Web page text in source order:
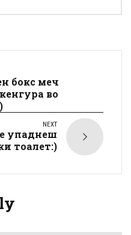
бокс меч
во
NEXT
упаднеш
тоалет:)